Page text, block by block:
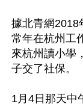
據北青網2018
常年在杭州工
來杭州讀小學
子交了社保。
1月4日那天中